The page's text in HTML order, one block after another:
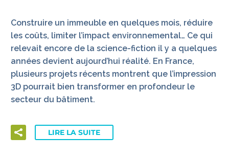
Construire un immeuble en quelques mois, réduire
les coûts, limiter l’impact environnemental… Ce qui
relevait encore de la science-fiction il y a quelques
années devient aujourd’hui réalité. En France,
plusieurs projets récents montrent que l’impression
3D pourrait bien transformer en profondeur le
secteur du bâtiment.
LIRE LA SUITE